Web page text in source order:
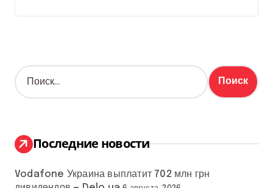
Н
а
:
Последние новости
Vodafone Украина выплатит 702 млн грн